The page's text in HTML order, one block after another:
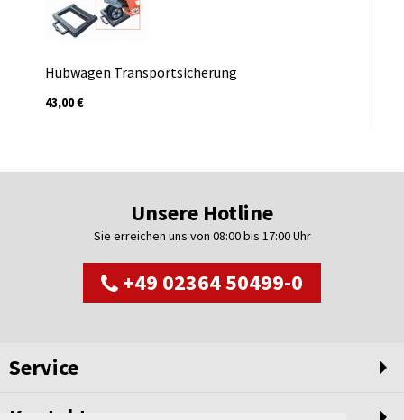
Hubwagen Transportsicherung
43,00 €
Unsere Hotline
Sie erreichen uns von 08:00 bis 17:00 Uhr
+49 02364 50499-0
Service